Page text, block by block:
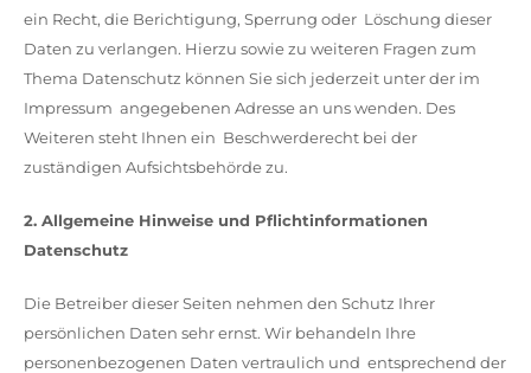
ein Recht, die Berichtigung, Sperrung oder Löschung dieser
Daten zu verlangen. Hierzu sowie zu weiteren Fragen zum
Thema Datenschutz können Sie sich jederzeit unter der im
Impressum angegebenen Adresse an uns wenden. Des
Weiteren steht Ihnen ein Beschwerderecht bei der
zuständigen Aufsichtsbehörde zu.
2. Allgemeine Hinweise und Pflichtinformationen
Datenschutz
Die Betreiber dieser Seiten nehmen den Schutz Ihrer
persönlichen Daten sehr ernst. Wir behandeln Ihre
personenbezogenen Daten vertraulich und entsprechend der